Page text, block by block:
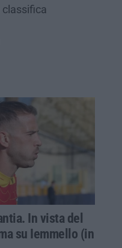
In vista del
su Iemmello (in